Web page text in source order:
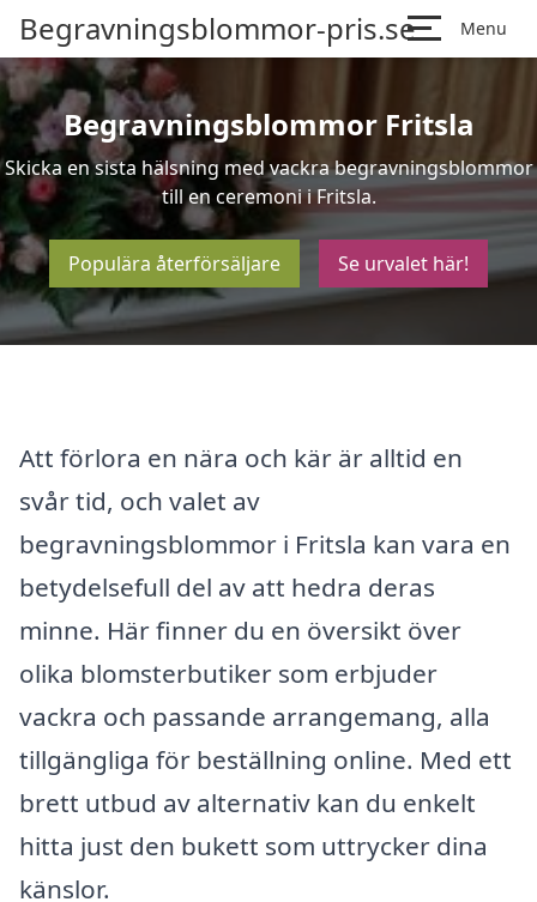
Begravningsblommor-pris.se Menu
Begravningsblommor Fritsla
Skicka en sista hälsning med vackra begravningsblommor
till en ceremoni i Fritsla.
Populära återförsäljare Se urvalet här!
Att förlora en nära och kär är alltid en
svår tid, och valet av
begravningsblommor i Fritsla kan vara en
betydelsefull del av att hedra deras
minne. Här finner du en översikt över
olika blomsterbutiker som erbjuder
vackra och passande arrangemang, alla
tillgängliga för beställning online. Med ett
brett utbud av alternativ kan du enkelt
hitta just den bukett som uttrycker dina
känslor.